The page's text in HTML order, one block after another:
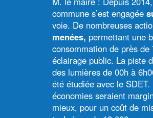
commune s’est engagée
voie. De nombreuses
menées, permettant une
consommation de près de
éclairage public. La piste
des lumières de 00h à
été étudiée avec le SDET.
économies seraient
mieux, pour un coût de